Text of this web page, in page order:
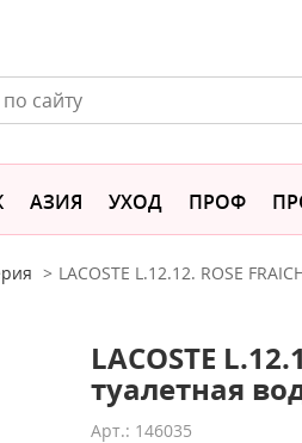
АЗИЯ УХОД ПРОФ
LACOSTE L.12.12. ROSE
LACOSTE
туалетная
Арт.: 146035